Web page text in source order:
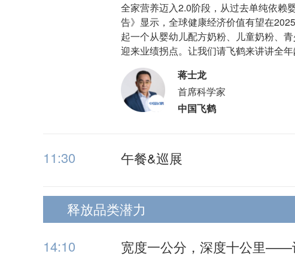
全家营养迈入2.0阶段，从过去单纯依赖
告》显示，全球健康经济价值有望在
起一个从婴幼儿配方奶粉、儿童奶粉、
迎来业绩拐点。让我们请飞鹤来讲讲全
蒋士龙
首席科学家
中国飞鹤
11:30 午餐&巡展
释放品类潜力
14:10
宽度一公分，深度十公里——